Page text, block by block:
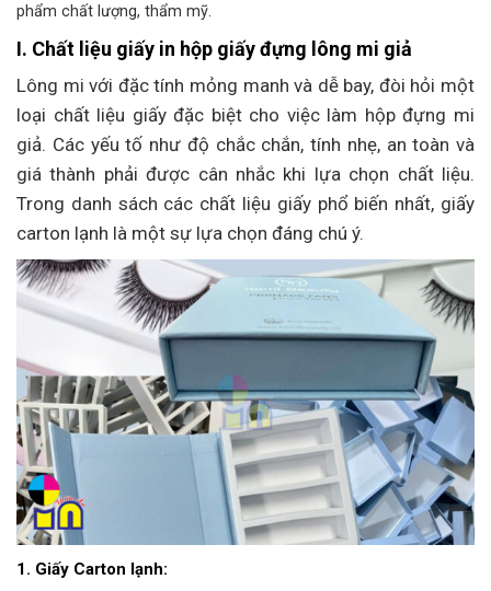
phẩm chất lượng, thẩm mỹ.
I. Chất liệu giấy in hộp giấy đựng lông mi giả
Lông mi với đặc tính mỏng manh và dễ bay, đòi hỏi một
loại chất liệu giấy đặc biệt cho việc làm hộp đựng mi
giả. Các yếu tố như độ chắc chắn, tính nhẹ, an toàn và
giá thành phải được cân nhắc khi lựa chọn chất liệu.
Trong danh sách các chất liệu giấy phổ biến nhất, giấy
carton lạnh là một sự lựa chọn đáng chú ý.
1. Giấy Carton lạnh: